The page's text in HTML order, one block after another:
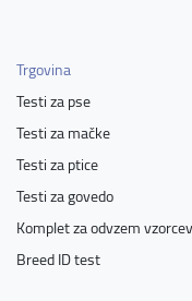
Trgovina
Testi za pse
Testi za mačke
Testi za ptice
Testi za govedo
Komplet za odvzem vzorcev
Breed ID test